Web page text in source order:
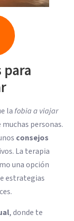
para
lafobia a viajar
personas.
consejos
La terapia
una opción
estrategias
, donde te